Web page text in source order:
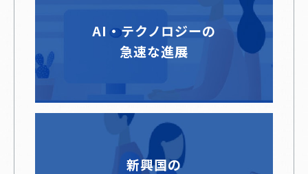
AI・テクノロジーの
急速な進展
新興国の